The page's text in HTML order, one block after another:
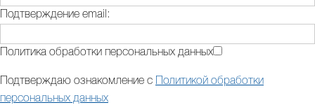
Подтверждение email:
Политика обработки персональных данных
Подтверждаю ознакомление с
Политикой обработки
персональных данных